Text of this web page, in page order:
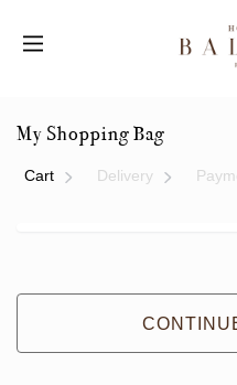
My Shopping Bag
Cart Delivery